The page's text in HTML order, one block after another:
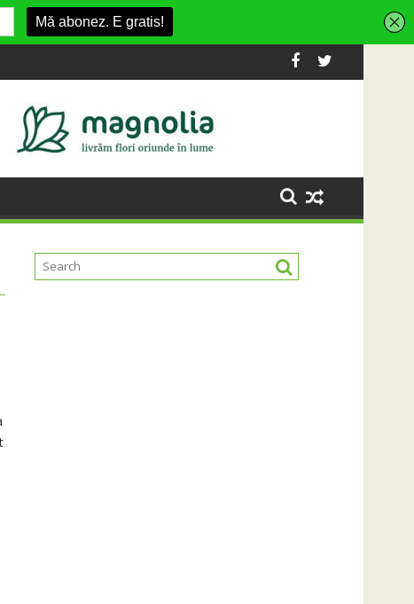
comercianți români parteneri, în premieră la Fashion Village
la Untold, împreună cu StingRIVUS transformă fosta platformă